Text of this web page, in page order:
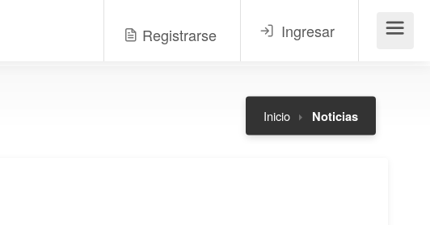
Registrarse Ingresar Menú
Inicio Noticias